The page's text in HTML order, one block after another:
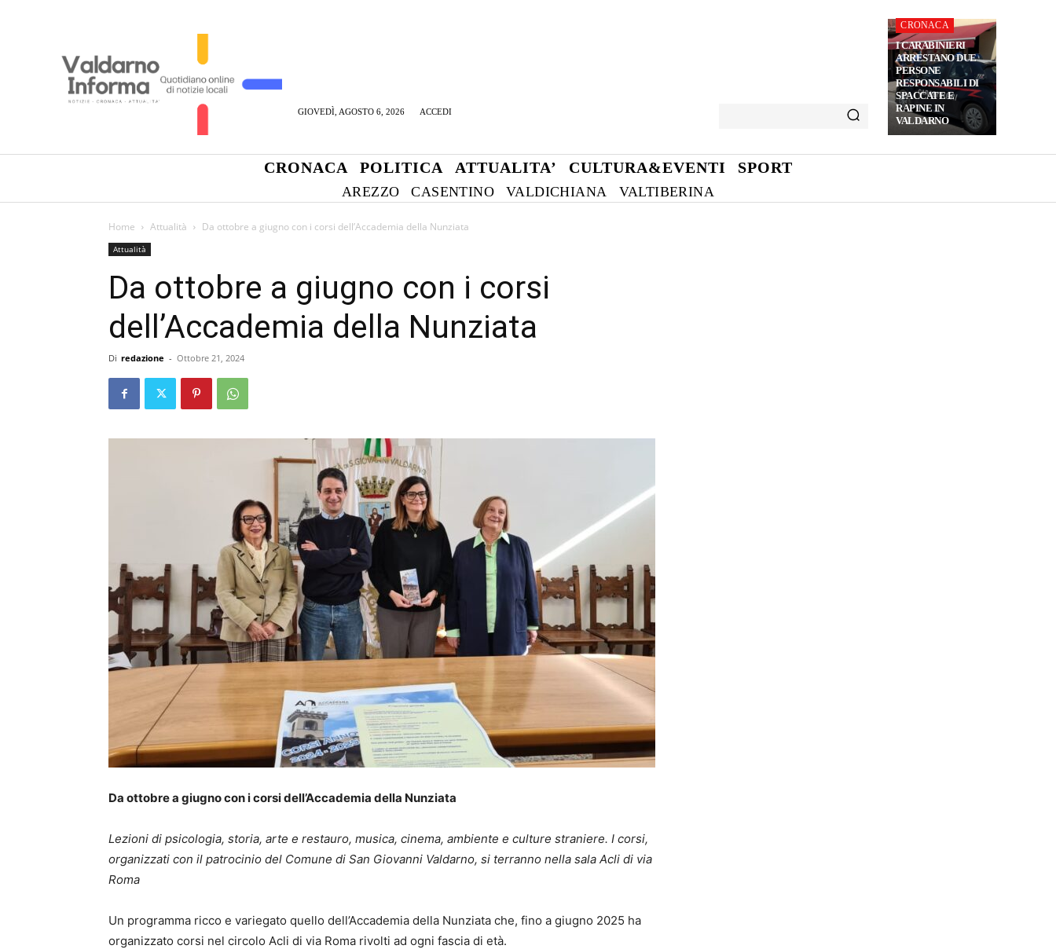
GIOVEDÌ, AGOSTO 6, 2026 ACCEDI
CRONACA
I CARABINIERI
ARRESTANO DUE
PERSONE
RESPONSABILI DI
SPACCATE E
RAPINE IN
VALDARNO
CRONACA POLITICA ATTUALITA’ CULTURA&EVENTI SPORT
AREZZO CASENTINO VALDICHIANA VALTIBERINA
Home Attualità Da ottobre a giugno con i corsi dell’Accademia della Nunziata
Attualità
Da ottobre a giugno con i corsi
dell’Accademia della Nunziata
Di redazione - Ottobre 21, 2024
Da ottobre a giugno con i corsi dell’Accademia della Nunziata
Lezioni di psicologia, storia, arte e restauro, musica, cinema, ambiente e culture straniere. I corsi,
organizzati con il patrocinio del Comune di San Giovanni Valdarno, si terranno nella sala Acli di via
Roma
Un programma ricco e variegato quello dell’Accademia della Nunziata che, fino a giugno 2025 ha
organizzato corsi nel circolo Acli di via Roma rivolti ad ogni fascia di età.